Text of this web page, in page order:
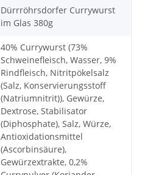
Dürrröhrsdorfer Currywurst
im Glas 380g
40% Currywurst (73%
Schweinefleisch, Wasser, 9%
Rindfleisch, Nitritpökelsalz
(Salz, Konservierungsstoff
(Natriumnitrit)), Gewürze,
Dextrose, Stabilisator
(Diphosphate), Salz, Würze,
Antioxidationsmittel
(Ascorbinsäure),
Gewürzextrakte, 0,2%